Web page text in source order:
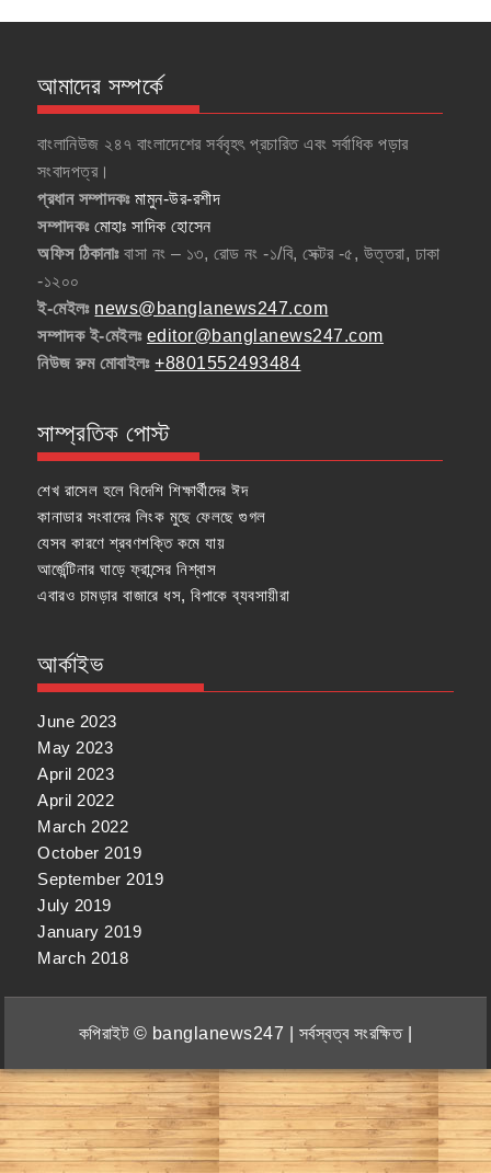
আমাদের সম্পর্কে
বাংলানিউজ ২৪৭ বাংলাদেশের সর্ববৃহৎ প্রচারিত এবং সর্বাধিক পড়ার
সংবাদপত্র।
প্রধান সম্পাদকঃমামুন-উর-রশীদ
সম্পাদকঃ মোহাঃ সাদিক হোসেন
অফিস ঠিকানাঃবাসা নং – ১৩, রোড নং -১/বি, সেক্টর -৫, উত্তরা, ঢাকা
-১২০০
ই-মেইলঃ news@banglanews247.com
সম্পাদক ই-মেইলঃ editor@banglanews247.com
নিউজ রুম মোবাইলঃ+8801552493484
সাম্প্রতিক পোস্ট
শেখ রাসেল হলে বিদেশি শিক্ষার্থীদের ঈদ
কানাডার সংবাদের লিংক মুছে ফেলছে গুগল
যেসব কারণে শ্রবণশক্তি কমে যায়
আর্জেন্টিনার ঘাড়ে ফ্রান্সের নিশ্বাস
এবারও চামড়ার বাজারে ধস, বিপাকে ব্যবসায়ীরা
আর্কাইভ
June 2023
May 2023
April 2023
April 2022
March 2022
October 2019
September 2019
July 2019
January 2019
March 2018
কপিরাইট © banglanews247 | সর্বস্বত্ব সংরক্ষিত |